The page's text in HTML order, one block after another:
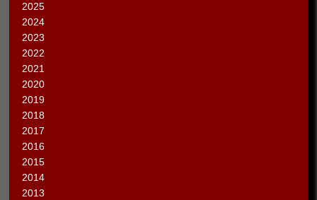
2025
2024
2023
2022
2021
2020
2019
2018
2017
2016
2015
2014
2013